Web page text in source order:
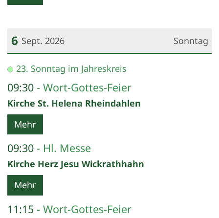
Sonntag
6 Sept. 2026
Datum: 6. September 2026
23. Sonntag im Jahreskreis
09:30 Wort-Gottes-Feier
Kirche St. Helena Rheindahlen
Mehr
09:30 Hl. Messe
Kirche Herz Jesu Wickrathhahn
Mehr
11:15 Wort-Gottes-Feier